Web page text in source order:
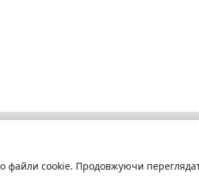
cookie. Продовжуючи
Про сервіс